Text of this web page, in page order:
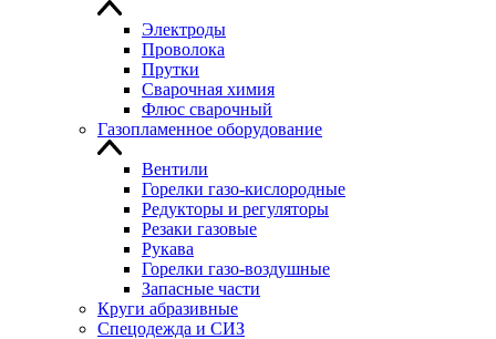
Электроды
Проволока
Прутки
Сварочная химия
Флюс сварочный
Газопламенное оборудование
Вентили
Горелки газо-кислородные
Редукторы и регуляторы
Резаки газовые
Рукава
Горелки газо-воздушные
Запасные части
Круги абразивные
Спецодежда и СИЗ